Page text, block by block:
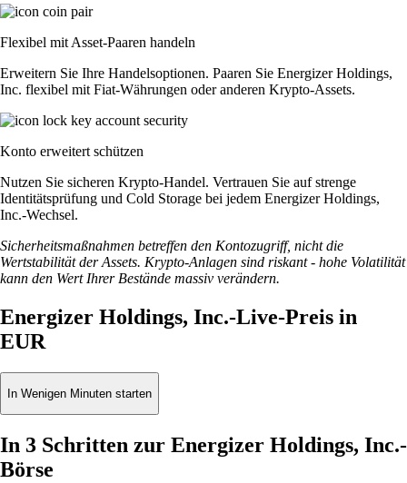
Flexibel mit Asset-Paaren handeln
Erweitern Sie Ihre Handelsoptionen. Paaren Sie Energizer Holdings,
Inc. flexibel mit Fiat-Währungen oder anderen Krypto-Assets.
Konto erweitert schützen
Nutzen Sie sicheren Krypto-Handel. Vertrauen Sie auf strenge
Identitätsprüfung und Cold Storage bei jedem Energizer Holdings,
Inc.-Wechsel.
Sicherheitsmaßnahmen betreffen den Kontozugriff, nicht die
Wertstabilität der Assets. Krypto-Anlagen sind riskant - hohe Volatilität
kann den Wert Ihrer Bestände massiv verändern.
Energizer Holdings, Inc.-Live-Preis in
EUR
In Wenigen Minuten starten
In 3 Schritten zur Energizer Holdings, Inc.-
Börse